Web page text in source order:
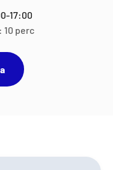
17:00
10 perc